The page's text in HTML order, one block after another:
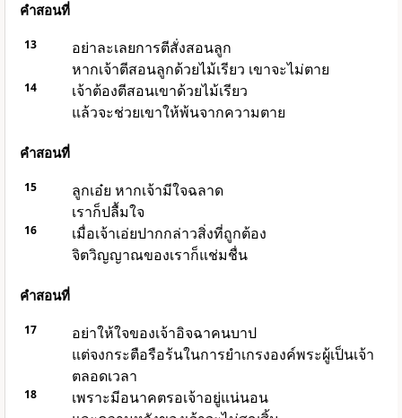
คำสอนที่
13
อย่าละเลยการตีสั่งสอนลูก
หากเจ้าตีสอนลูกด้วยไม้เรียว เขาจะไม่ตาย
14
เจ้าต้องตีสอนเขาด้วยไม้เรียว
แล้วจะช่วยเขาให้พ้นจากความตาย
คำสอนที่
15
ลูกเอ๋ย หากเจ้ามีใจฉลาด
เราก็ปลื้มใจ
16
เมื่อเจ้าเอ่ยปากกล่าวสิ่งที่ถูกต้อง
จิตวิญญาณของเราก็แช่มชื่น
คำสอนที่
17
อย่าให้ใจของเจ้าอิจฉาคนบาป
แต่จงกระตือรือร้นในการยำเกรงองค์พระผู้เป็นเจ้า
ตลอดเวลา
18
เพราะมีอนาคตรอเจ้าอยู่แน่นอน